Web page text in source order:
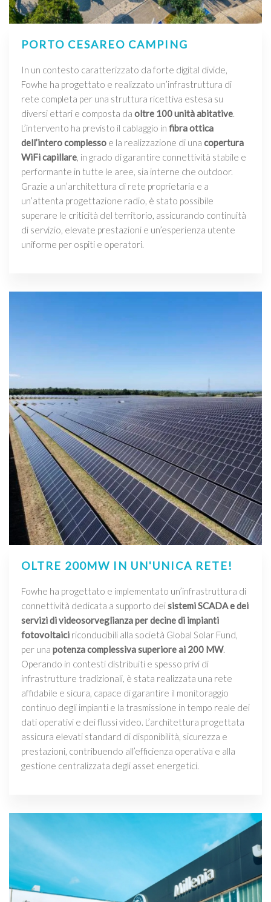
PORTO CESAREO CAMPING
In un contesto caratterizzato da forte digital divide,
Fowhe ha progettato e realizzato un’infrastruttura di
rete completa per una struttura ricettiva estesa su
diversi ettari e composta da oltre 100 unità abitative.
L’intervento ha previsto il cablaggio in fibra ottica
dell’intero complesso e la realizzazione di una copertura
WiFi capillare, in grado di garantire connettività stabile e
performante in tutte le aree, sia interne che outdoor.
Grazie a un’architettura di rete proprietaria e a
un’attenta progettazione radio, è stato possibile
superare le criticità del territorio, assicurando continuità
di servizio, elevate prestazioni e un’esperienza utente
uniforme per ospiti e operatori.
OLTRE 200MW IN UN'UNICA RETE!
Fowhe ha progettato e implementato un’infrastruttura di
connettività dedicata a supporto deisistemi SCADA e dei
servizi di videosorveglianza per decine di impianti
fotovoltaici riconducibili alla società Global Solar Fund,
per una potenza complessiva superiore ai 200 MW.
Operando in contesti distribuiti e spesso privi di
infrastrutture tradizionali, è stata realizzata una rete
affidabile e sicura, capace di garantire il monitoraggio
continuo degli impianti e la trasmissione in tempo reale dei
dati operativi e dei flussi video. L’architettura progettata
assicura elevati standard di disponibilità, sicurezza e
prestazioni, contribuendo all’efficienza operativa e alla
gestione centralizzata degli asset energetici.